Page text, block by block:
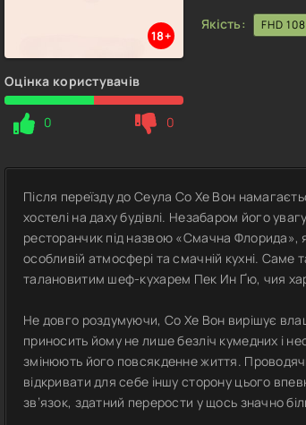
18+
Оцінка користувачів
0 0
Якість:
FHD
Після переїзду до Сеула Со Хе Вон
хостелі на даху будівлі. Незабаром його
ресторанчик під назвою «Смачна Флорида»,
особливій атмосфері та смачній кухні. Саме
талановитим шеф-кухарем Пек Ин Ґю, чия
Не довго роздумуючи, Со Хе Вон вирішує
приносить йому не лише безліч кумедних і
змінюють його повсякденне життя.
відкривати для себе іншу сторону цього
зв’язок, здатний перерости у щось значно